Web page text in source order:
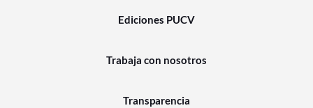
Ediciones PUCV
Trabaja con nosotros
Transparencia